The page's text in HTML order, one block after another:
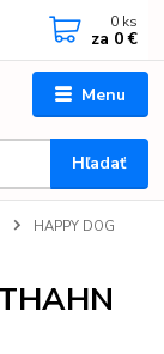
Menu
Hľadať
0 ks
za 0 €
HAPPY DOG